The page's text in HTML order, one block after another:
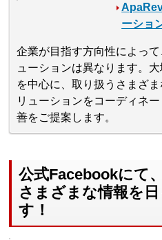
ーショ
企業が目指す方向性によっ
ューションは異なります。
を中心に、取り扱うさまざ
リューションをコーディネ
善をご提案します。
公式Facebookにて
さまざまな情報を
す！